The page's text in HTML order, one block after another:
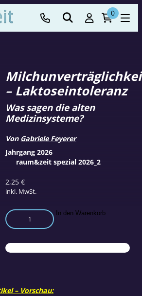
0
– Laktoseintoleranz
2,25€
inkl. MwSt.
Was sagen die alten
Medizinsysteme?
Von Gabriele Feyerer
Milchunverträglichkeit
–
Menge
In den Warenkorb
Jahrgang 2026
raum&zeit spezial 2026_2
– Vorschau: